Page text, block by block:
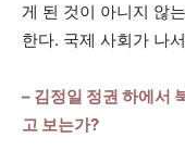
게 된 것이 아니지 않
한다. 국제 사회가 나
– 김정일 정권 하에서
고 보는가?